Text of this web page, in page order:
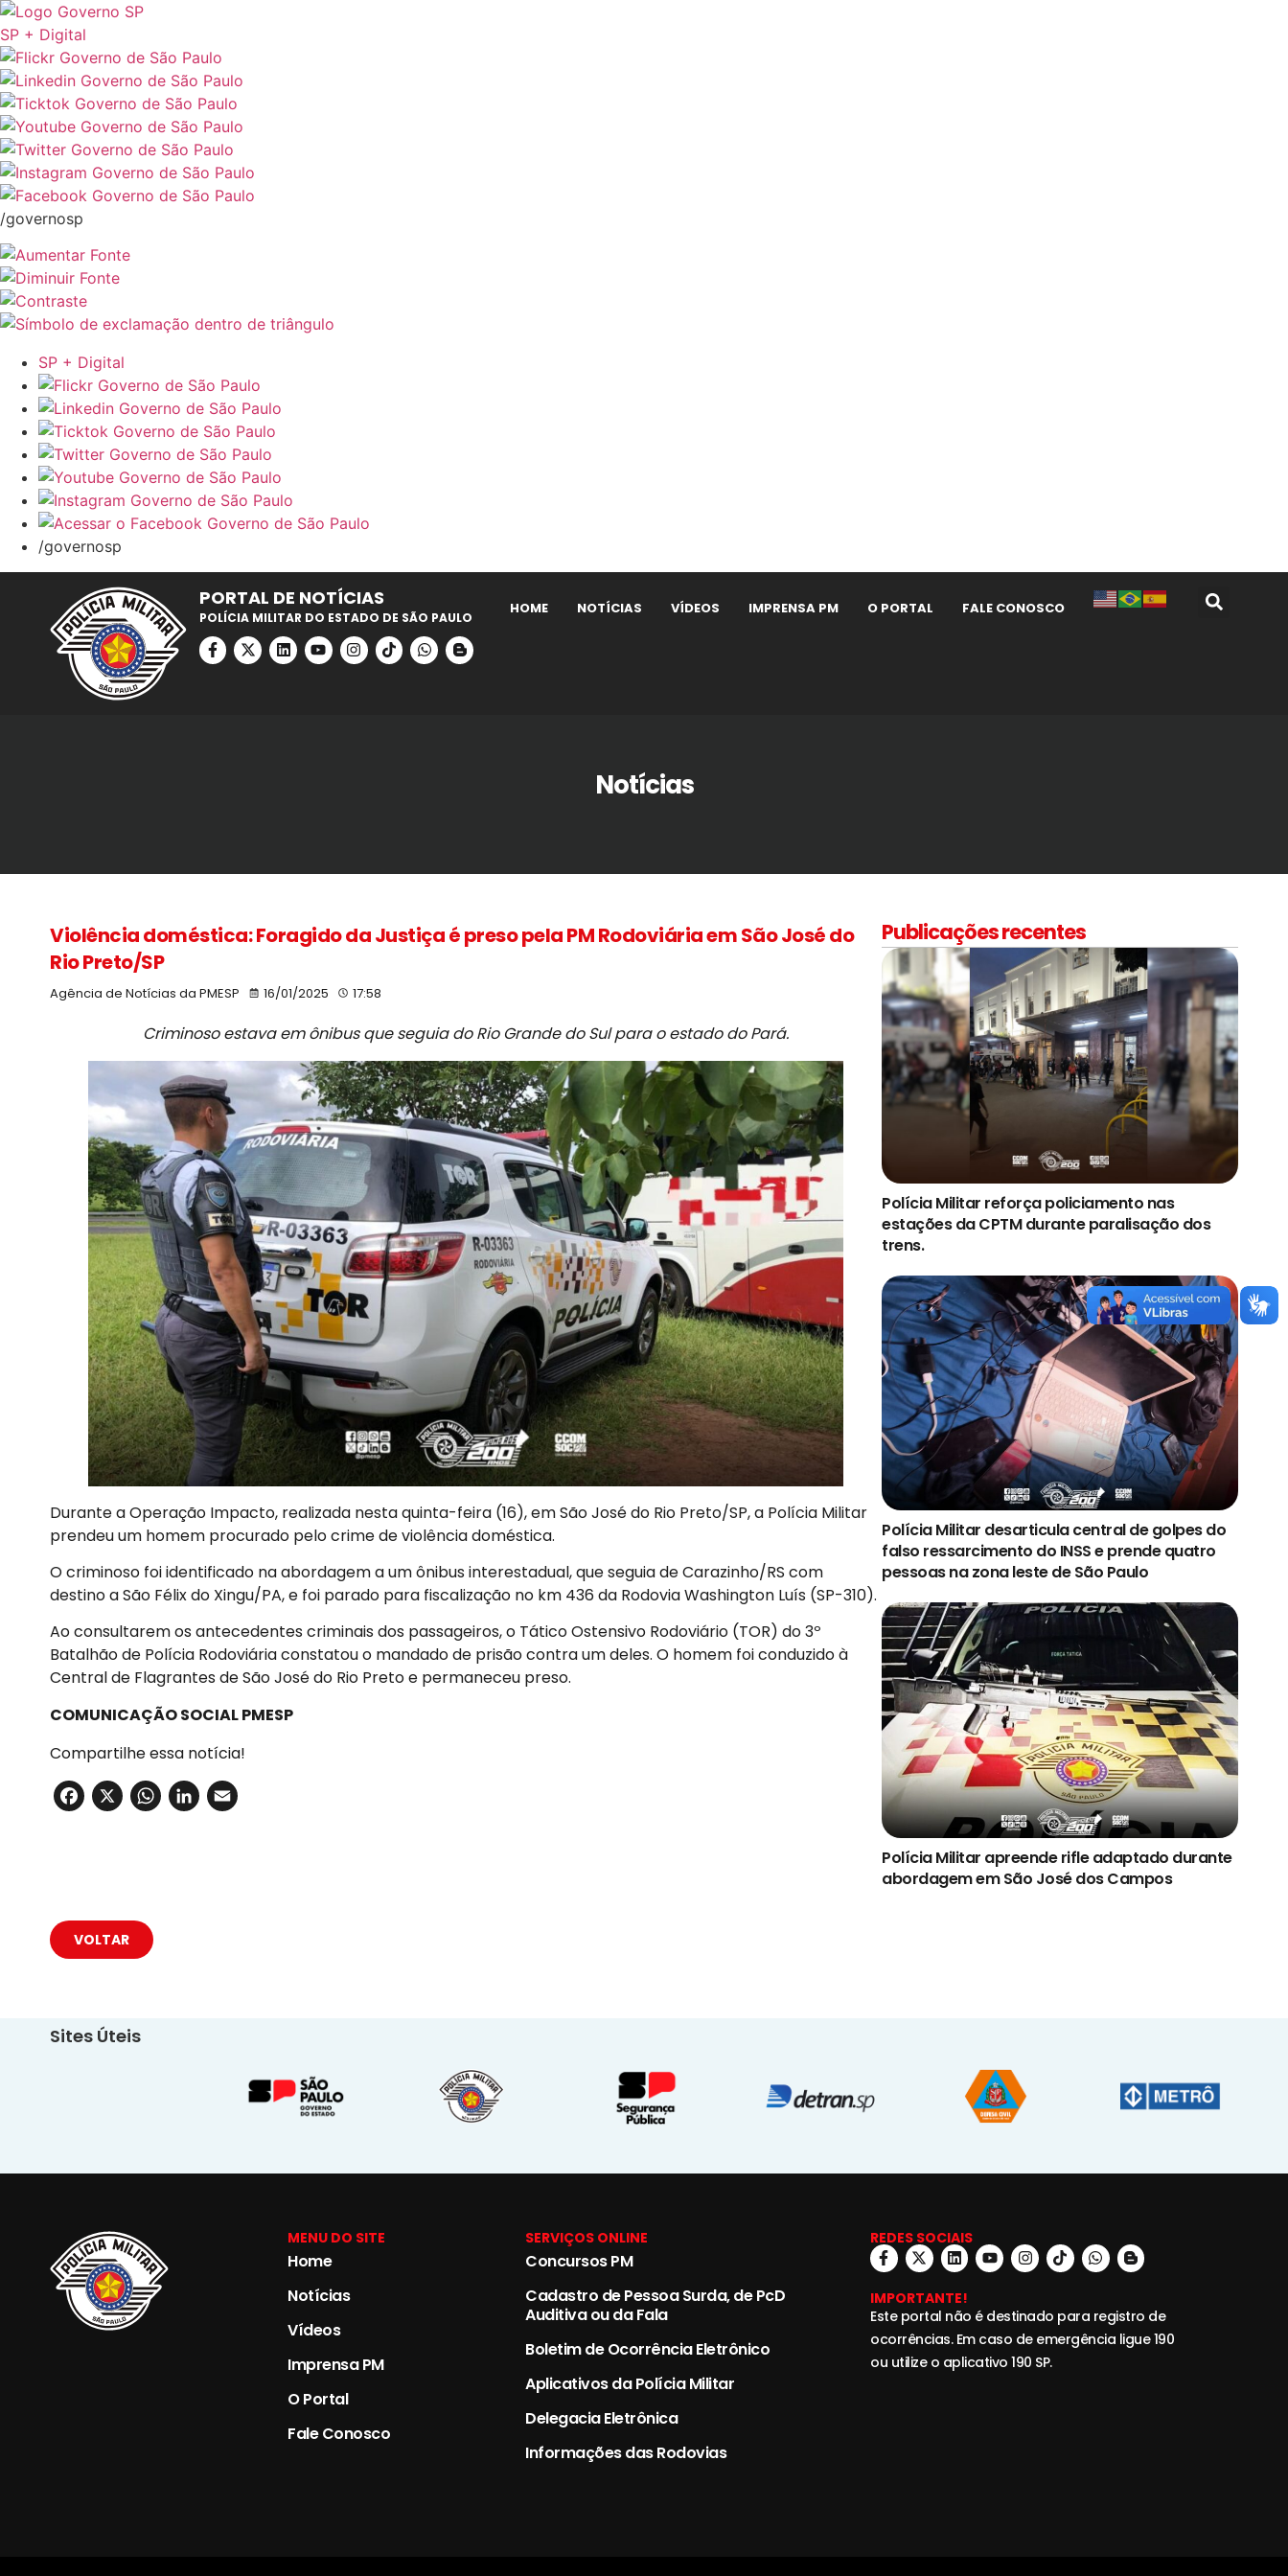
SP + Digital
/governosp
SP + Digital
/governosp
PORTAL DE NOTÍCIAS
POLÍCIA MILITAR DO ESTADO DE SÃO PAULO
HOME NOTÍCIAS VÍDEOS IMPRENSA PM O PORTAL FALE CONOSCO
Notícias
Violência doméstica: Foragido da Justiça é preso pela PM Rodoviária em São José do
Rio Preto/SP
Agência de Notícias da PMESP 16/01/2025 17:58
Criminoso estava em ônibus que seguia do Rio Grande do Sul para o estado do Pará.
Durante a Operação Impacto, realizada nesta quinta-feira (16), em São José do Rio Preto/SP, a Polícia Militar
prendeu um homem procurado pelo crime de violência doméstica.
O criminoso foi identificado na abordagem a um ônibus interestadual, que seguia de Carazinho/RS com
destino a São Félix do Xingu/PA, e foi parado para fiscalização no km 436 da Rodovia Washington Luís (SP-310).
Ao consultarem os antecedentes criminais dos passageiros, o Tático Ostensivo Rodoviário (TOR) do 3º
Batalhão de Polícia Rodoviária constatou o mandado de prisão contra um deles. O homem foi conduzido à
Central de Flagrantes de São José do Rio Preto e permaneceu preso.
COMUNICAÇÃO SOCIAL PMESP
Compartilhe essa notícia!
Facebook
X WhatsApp
LinkedIn
Publicações recentes
Polícia Militar reforça policiamento nas
estações da CPTM durante paralisação dos
trens.
Polícia Militar desarticula central de golpes do
falso ressarcimento do INSS e prende quatro
pessoas na zona leste de São Paulo
Polícia Militar apreende rifle adaptado durante
abordagem em São José dos Campos
VOLTAR
Sites Úteis
MENU DO SITE
Home
Notícias
Vídeos
Imprensa PM
O Portal
Fale Conosco
SERVIÇOS ONLINE
Concursos PM
Cadastro de Pessoa Surda, de PcD
Auditiva ou da Fala
Boletim de Ocorrência Eletrônico
Aplicativos da Polícia Militar
Delegacia Eletrônica
Informações das Rodovias
REDES SOCIAIS
IMPORTANTE!
Este portal não é destinado para registro de
ocorrências. Em caso de emergência ligue 190
ou utilize o aplicativo 190 SP.